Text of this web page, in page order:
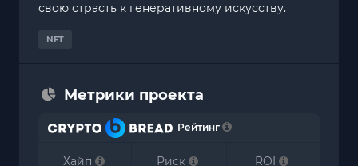
свою страсть к генеративному искусству.
NFT
Метрики проекта
Рейтинг
Хайп
Риск
ROI